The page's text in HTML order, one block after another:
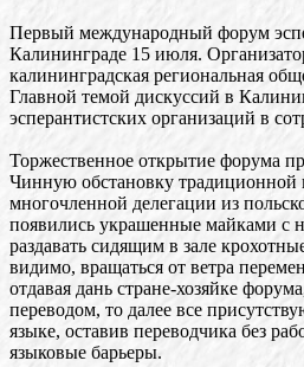
Первый международный форум
Калининграде 15 июля.
калининградская региональная
Главной темой дискуссий в
эсперантистских организаций в
Торжественное открытие форума
Чинную обстановку традиционной
многочленной делегации из
появились украшенные майками
раздавать сидящим в зале
видимо, вращаться от ветра
отдавая дань стране-хозяйке
переводом, то далее все
языке, оставив переводчика без
языковые барьеры.